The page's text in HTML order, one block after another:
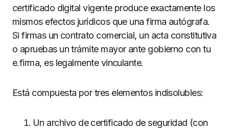
certificado digital vigente produce exactamente los
mismos efectos jurídicos que una firma autógrafa.
Si firmas un contrato comercial, un acta constitutiva
o apruebas un trámite mayor ante gobierno con tu
e.firma, es legalmente vinculante.
Está compuesta por tres elementos indisolubles:
Un archivo de certificado de seguridad (con